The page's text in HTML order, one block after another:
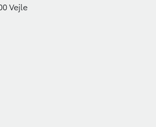
Vejle